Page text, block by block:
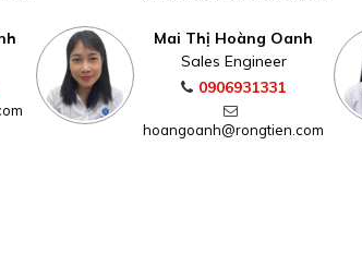
Mai Thị Hoàng Oanh
Sales Engineer
0906931331
hoangoanh@rongtien.com